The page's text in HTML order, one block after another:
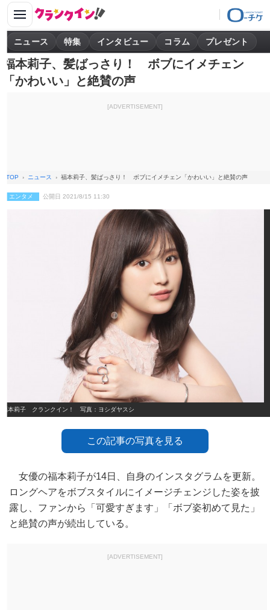
ニュース 特集 インタビュー コラム プレゼント
福本莉子、髪ばっさり！ ボブにイメチェン
「かわいい」と絶賛の声
[ADVERTISEMENT]
TOP ニュース 福本莉子、髪ばっさり！ ボブにイメチェン「かわいい」と絶賛の声
エンタメ 公開日 2021/8/15 11:30
福本莉子 クランクイン！ 写真：ヨシダヤスシ
この記事の写真を見る
女優の福本莉子が14日、自身のインスタグラムを更新。
ロングヘアをボブスタイルにイメージチェンジした姿を披
露し、ファンから「可愛すぎます」「ボブ姿初めて見た」
と絶賛の声が続出している。
[ADVERTISEMENT]